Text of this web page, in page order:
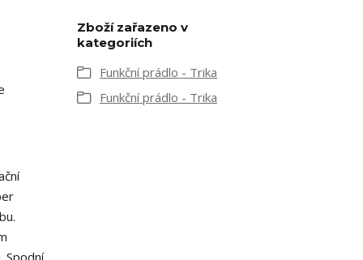
Spodní
Zboží zařazeno v
kategoriích
Funkční prádlo - Trika
Funkční prádlo - Trika